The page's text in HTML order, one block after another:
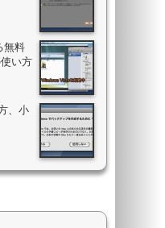
無料
い方
、小